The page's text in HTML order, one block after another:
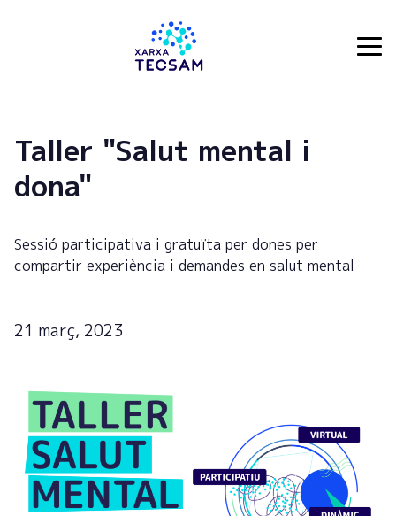
Taller "Salut mental i
dona"
Sessió participativa i gratuïta per dones per
compartir experiència i demandes en salut mental
21 març, 2023